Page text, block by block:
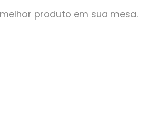
produto em sua mesa.